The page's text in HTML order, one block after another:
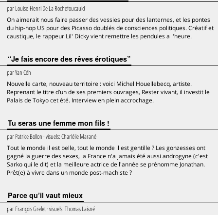
parLouise-Henri De La Rochefoucauld
On aimerait nous faire passer des vessies pour des lanternes, et les pontes
du hip-hop US pour des Picasso doublés de consciences politiques. Créatif et
caustique, le rappeur Lil' Dicky vient remettre les pendules a l'heure.
“Je fais encore des rêves érotiques”
parYan Céh
Nouvelle carte, nouveau territoire : voici Michel Houellebecq, artiste.
Reprenant le titre d’un de ses premiers ouvrages, Rester vivant, il investit le
Palais de Tokyo cet été. Interview en plein accrochage.
Tu seras une femme mon fils !
parPatrice Bollon · visuels:Charlélie Marané
Tout le monde il est belle, tout le monde il est gentille ? Les gonzesses ont
gagné la guerre des sexes, la France n'a jamais été aussi androgyne (c'est
Sarko qui le dit) et la meilleure actrice de l'année se prénomme Jonathan.
Prêt(e) à vivre dans un monde post-machiste ?
Parce qu’il vaut mieux
parFrançois Grelet· visuels:Thomas Laisné